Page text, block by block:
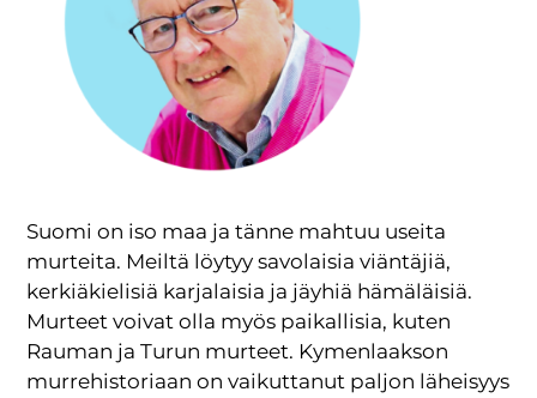
Suomi on iso maa ja tänne mahtuu useita
murteita. Meiltä löytyy savolaisia viäntäjiä,
kerkiäkielisiä karjalaisia ja jäyhiä hämäläisiä.
Murteet voivat olla myös paikallisia, kuten
Rauman ja Turun murteet. Kymenlaakson
murrehistoriaan on vaikuttanut paljon läheisyys